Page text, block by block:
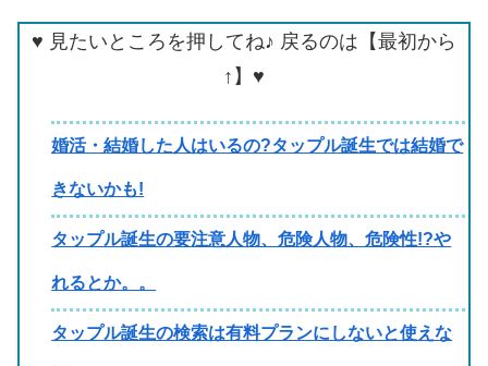
♥ 見たいところを押してね♪ 戻るのは【最初から
↑】♥
婚活・結婚した人はいるの?タップル誕生では結婚で
きないかも!
タップル誕生の要注意人物、危険人物、危険性!?や
れるとか。。
タップル誕生の検索は有料プランにしないと使えな